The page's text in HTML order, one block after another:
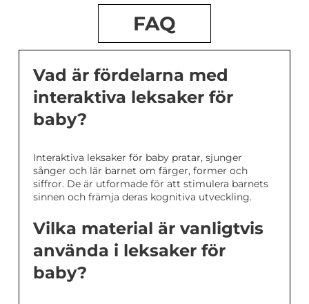
FAQ
Vad är fördelarna med
interaktiva leksaker för
baby?
Interaktiva leksaker för baby pratar, sjunger
sånger och lär barnet om färger, former och
siffror. De är utformade för att stimulera barnets
sinnen och främja deras kognitiva utveckling.
Vilka material är vanligtvis
använda i leksaker för
baby?